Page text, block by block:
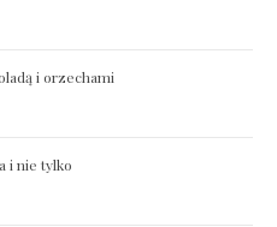
i orzechami
i nie tylko